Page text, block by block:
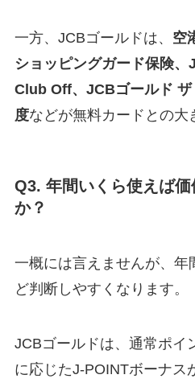
一方、JCBゴールドは、 空
ショッピングガード保険
Club Off、JCBゴールド ザ
度などが無料カードとの大
Q3. 年間いくら使えば
か？
一概には言えませんが、年
ど判断しやすくなります。
JCBゴールドは、通常ポイ
に応じたJ-POINTボーナス